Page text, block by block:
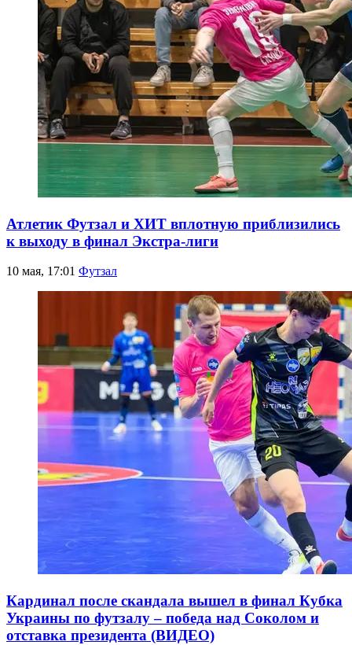
Атлетик Футзал и ХИТ вплотную приблизились
к выходу в финал Экстра-лиги
10 мая, 17:01 Футзал
Кардинал после скандала вышел в финал Кубка
Украины по футзалу – победа над Соколом и
отставка президента (ВИДЕО)